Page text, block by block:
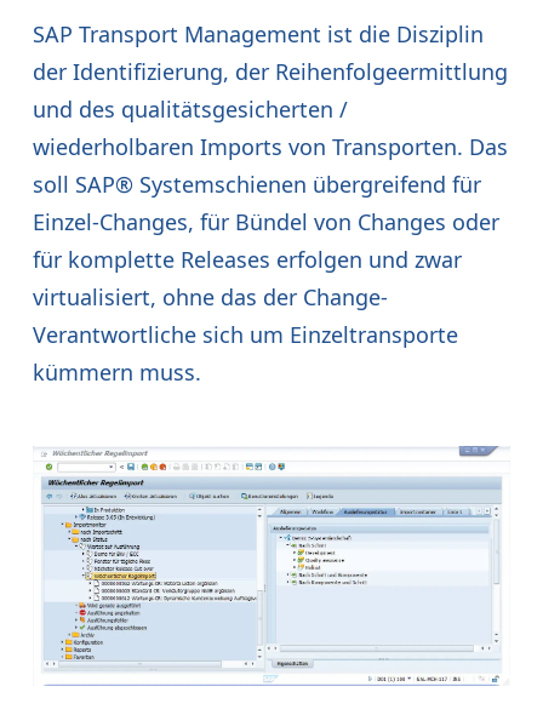
SAP Transport Management ist die Disziplin
der Identifizierung, der Reihenfolgeermittlung
und des qualitätsgesicherten /
wiederholbaren Imports von Transporten. Das
soll SAP® Systemschienen übergreifend für
Einzel-Changes, für Bündel von Changes oder
für komplette Releases erfolgen und zwar
virtualisiert, ohne das der Change-
Verantwortliche sich um Einzeltransporte
kümmern muss.